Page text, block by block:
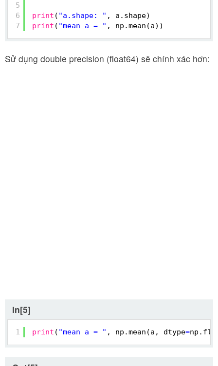
5
6
7
print ( "a.shape: " , a.shape)
print ( "mean a = " , np.mean(a))
Sử dụng double precision (float64) sẽ chính xác hơn:
In[5]
1 print ( "mean a = " , np.mean(a, dtype=